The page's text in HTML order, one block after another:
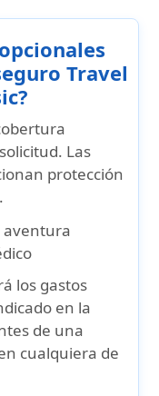
Travel
Las
protección
aventura
los gastos
en la
de una
cualquiera de